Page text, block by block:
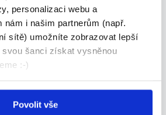
personalizaci webu a
nám i našim partnerům (např.
sítě) umožníte zobrazovat lepší
šanci získat vysněnou
:-)
Povolit vše
Absolventi, MD